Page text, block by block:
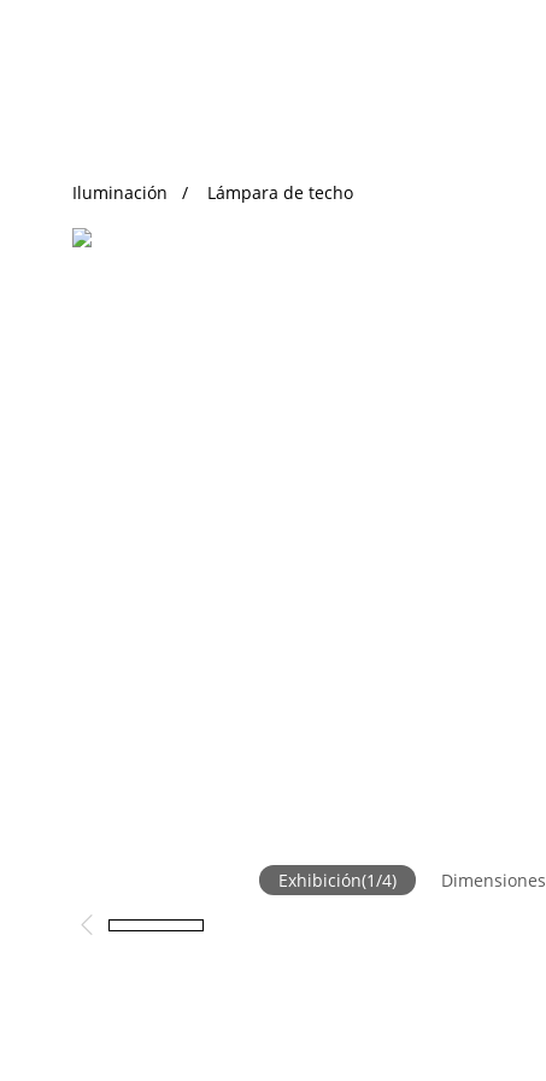
Iluminación Lámpara de techo
Exhibición(1/4) Dimensiones